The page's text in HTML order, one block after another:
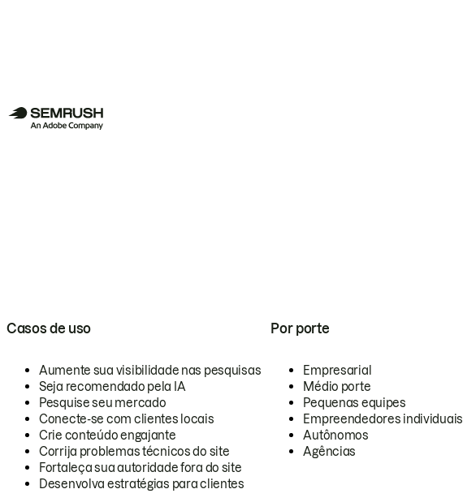
Casos de uso
Aumente sua visibilidade nas pesquisas
Seja recomendado pela IA
Pesquise seu mercado
Conecte-se com clientes locais
Crie conteúdo engajante
Corrija problemas técnicos do site
Fortaleça sua autoridade fora do site
Desenvolva estratégias para clientes
Por porte
Empresarial
Médio porte
Pequenas equipes
Empreendedores individuais
Autônomos
Agências